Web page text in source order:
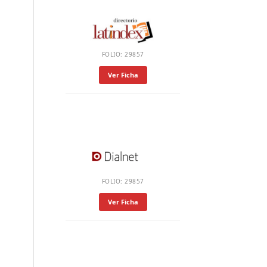
FOLIO: 29857
Ver Ficha
FOLIO: 29857
Ver Ficha